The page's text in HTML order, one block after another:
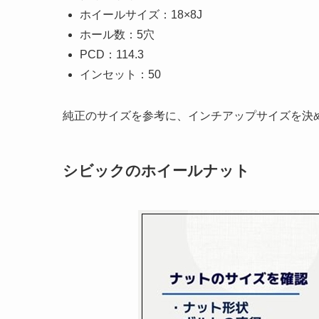
ホイールサイズ：18×8J
ホール数：5穴
PCD：114.3
インセット：50
純正のサイズを参考に、インチアップサイズを決
シビックのホイールナット